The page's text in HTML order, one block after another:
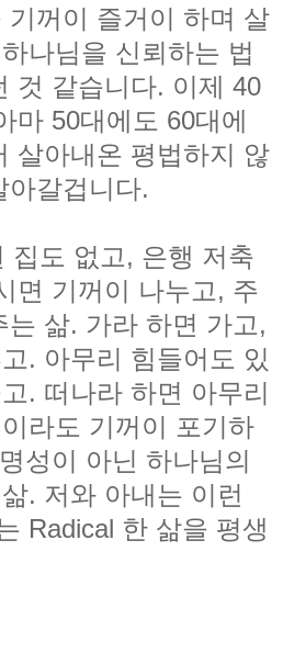
기꺼이 즐거이 하며 살
나님을 신뢰하는 법
것 같습니다. 이제 40
마 50대에도 60대에
살아내온 평법하지 않
아갈겁니다.
집도 없고, 은행 저축
면 기꺼이 나누고, 주
는 삶. 가라 하면 가고,
. 아무리 힘들어도 있
. 떠나라 하면 아무리
라도 기꺼이 포기하
성이 아닌 하나님의
. 저와 아내는 이런
Radical 한 삶을 평생